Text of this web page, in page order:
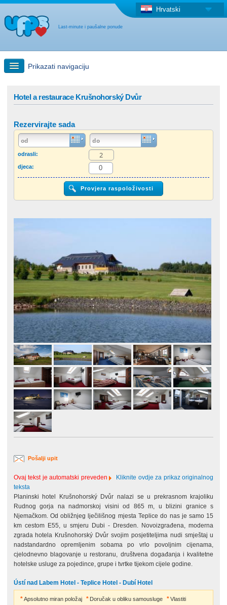
Last-minute i paušalne ponude
Hrvatski
Prikazati navigaciju
"Last Minute"ponuda + Paušalna ponuda
Druga država
Hotel a restaurace Krušnohorský Dvůr
Rezervirajte sada
odrasli:
djeca:
Pošalji upit
Ovaj tekst je automatski preveden
Kliknite ovdje za prikaz originalnog
teksta
Planinski hotel Krušnohorský Dvůr nalazi se u prekrasnom krajoliku
Rudnog gorja na nadmorskoj visini od 865 m, u blizini granice s
Njemačkom. Od obližnjeg lječilišnog mjesta Teplice do nas je samo 15
km cestom E55, u smjeru Dubi - Dresden. Novoizgrađena, moderna
zgrada hotela Krušnohorský Dvůr svojim posjetiteljima nudi smještaj u
nadstandardno opremljenim sobama po vrlo povoljnim cijenama,
cjelodnevno blagovanje u restoranu, društvena događanja i kvalitetne
hotelske usluge za pojedince, grupe i tvrtke tijekom cijele godine.
Ústí nad Labem Hotel - Teplice Hotel - Dubí Hotel
Apsolutno miran položaj Doručak u obliku samousluge
Vlastiti